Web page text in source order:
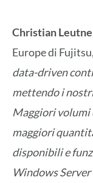
Christian
Europe di
data-driven
mettendo i
Maggiori volumi
maggiori
disponibili e
Windows